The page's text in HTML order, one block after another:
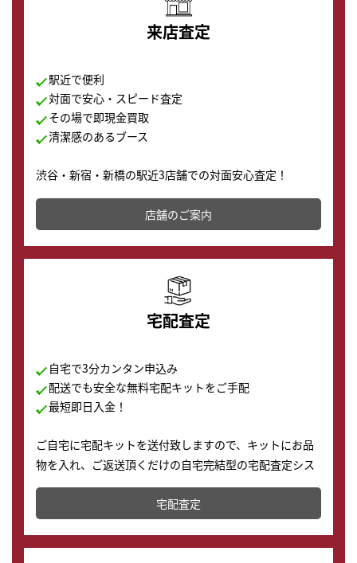
来店査定
駅近で便利
対面で安心・スピード査定
その場で即現金買取
清潔感のあるブース
渋谷・新宿・新橋の駅近3店舗での対面安心査定！
その場で現金買取致します。渋谷本店では、時計販売の
店舗を併設しており、下取りに出してお得に新しい時計
の購入もできます♪
店舗のご案内
宅配査定
自宅で3分カンタン申込み
配送でも安全な無料宅配キットをご手配
最短即日入金！
ご自宅に宅配キットを送付致しますので、キットにお品
物を入れ、ご返送頂くだけの自宅完結型の宅配査定シス
テムです。
配送でも簡単&安全に査定・買取に出すことが可能で
す。
宅配査定